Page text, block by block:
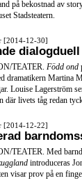
på bekostnad av
Stadsteatern.
[2014-12-30]
dialogduell
TEATER. Född ond
dramatikern Martina
Louise Lagerström
där livets tåg redan
[2014-12-22]
TEATER. Med
introduceras
visar prov på en